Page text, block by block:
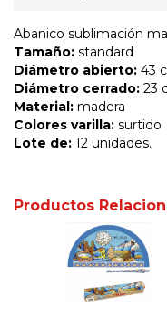
Abanico sublimación
Tamaño: standard
Diámetro abierto: 43
Diámetro cerrado: 23
Material: madera
Colores varilla: surtido
Lote de: 12 unidades.
Productos